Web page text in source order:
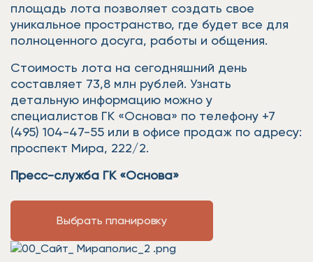
площадь лота позволяет создать свое
уникальное пространство, где будет все для
полноценного досуга, работы и общения.
Стоимость лота на сегодняшний день
составляет 73,8 млн рублей. Узнать
детальную информацию можно у
специалистов ГК «Основа» по телефону +7
(495) 104-47-55 или в офисе продаж по адресу:
проспект Мира, 222/2.
Пресс-служба ГК «Основа»
Выбрать планировку